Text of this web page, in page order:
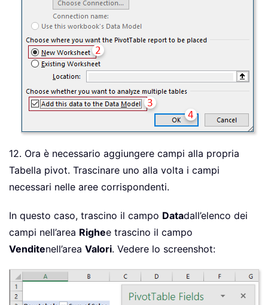
12. Ora è necessario aggiungere campi alla propria
Tabella pivot. Trascinare uno alla volta i campi
necessari nelle aree corrispondenti.
In questo caso, trascino il campo Datadall’elenco dei
campi nell’area Righee trascino il campo
Venditenell’area Valori. Vedere lo screenshot: